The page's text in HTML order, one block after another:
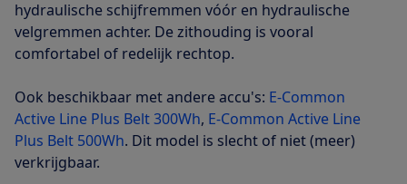
hydraulische schijfremmen vóór en hydraulische
velgremmen achter. De zithouding is vooral
comfortabel of redelijk rechtop.
Ook beschikbaar met andere accu's: E-Common
Active Line Plus Belt 300Wh, E-Common Active Line
Plus Belt 500Wh. Dit model is slecht of niet (meer)
verkrijgbaar.